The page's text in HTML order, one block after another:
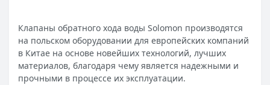
Клапаны обратного хода воды Solomon производятся
на польском оборудовании для европейских компаний
в Китае на основе новейших технологий, лучших
материалов, благодаря чему является надежными и
прочными в процессе их эксплуатации.